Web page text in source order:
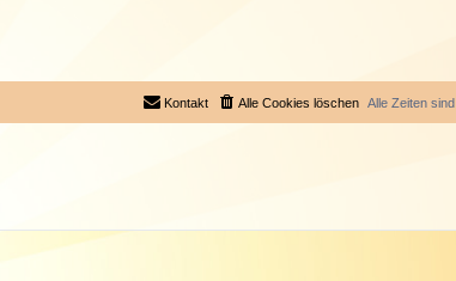
Alle Zeiten sind
Alle Cookies löschen
Kontakt